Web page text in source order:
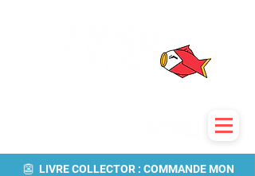
👺 LIVRE COLLECTOR : COMMANDE MON